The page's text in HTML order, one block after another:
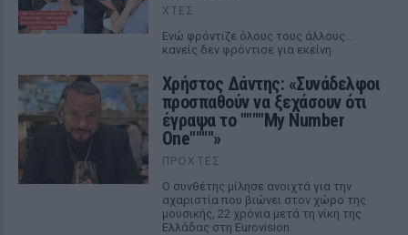
ΧΤΕΣ
Ενώ φρόντιζε όλους τους άλλους...
κανείς δεν φρόντισε για εκείνη
Χρήστος Δάντης: «Συνάδελφοι
προσπαθούν να ξεχάσουν ότι
έγραψα το """"My Number
One""""»
ΠΡΟΧΤΈΣ
Ο συνθέτης μίλησε ανοιχτά για την
αχαριστία που βιώνει στον χώρο της
μουσικής, 22 χρόνια μετά τη νίκη της
Ελλάδας στη Eurovision.